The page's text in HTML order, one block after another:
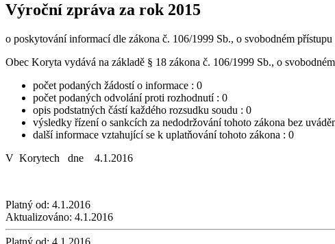
Výroční zpráva za rok 2015
o poskytování informací dle zákona č. 106/1999 Sb., o svobodném
Obec Koryta vydává na základě § 18 zákona č. 106/1999 Sb., o
počet podaných žádostí o informace : 0
počet podaných odvolání proti rozhodnutí : 0
opis podstatných částí každého rozsudku soudu : 0
výsledky řízení o sankcích za nedodržování tohoto zákona bez
další informace vztahující se k uplatňování tohoto zákona : 0
V Korytech dne 4.1.2016
Platný od: 4.1.2016
Aktualizováno: 4.1.2016
Platný od: 4.1.2016